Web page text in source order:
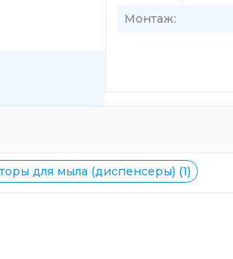
Монтаж:
для мыла (диспенсеры) (1)